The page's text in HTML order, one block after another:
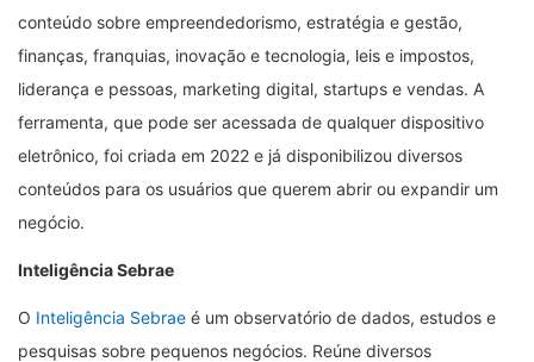
conteúdo sobre empreendedorismo, estratégia e gestão,
finanças, franquias, inovação e tecnologia, leis e impostos,
liderança e pessoas, marketing digital, startups e vendas. A
ferramenta, que pode ser acessada de qualquer dispositivo
eletrônico, foi criada em 2022 e já disponibilizou diversos
conteúdos para os usuários que querem abrir ou expandir um
negócio.
Inteligência Sebrae
O Inteligência Sebrae é um observatório de dados, estudos e
pesquisas sobre pequenos negócios. Reúne diversos